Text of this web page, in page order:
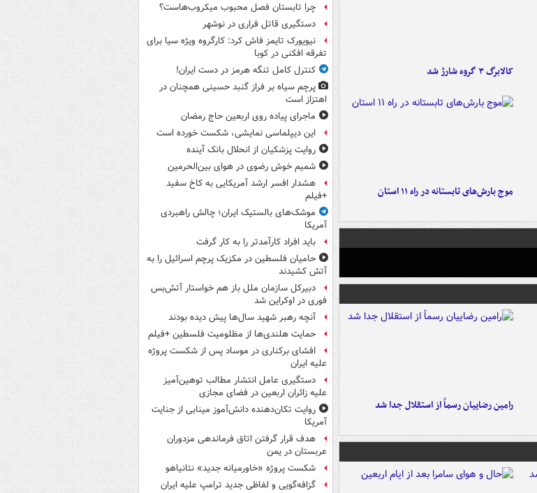
کالابرگ ۳ گروه شارژ شد
موج بارش‌های تابستانه در راه ۱۱ استان
رامین رضاییان رسماً از استقلال جدا شد
چرا تابستان فصل محبوب میکروب‌هاست؟
دستگیری قاتل فراری در نوشهر
نیویورک تایمز فاش کرد: کارگروه ویژه سیا برای
تفرقه افکنی در کوبا
کنترل کامل تنگه هرمز در دست ایران!
پرچم سیاه بر فراز گنبد حسینی همچنان در
اهتزاز است
ماجرای پیاده روی اربعین حاج رمضان
این دیپلماسی نمایشی، شکست خورده است
روایت پزشکیان از انحلال بانک آینده
شمیم خوش رضوی در هوای بین‌الحرمین
هشدار افسر ارشد آمریکایی به کاخ سفید
+فیلم
موشک‌های بالستیک ایران؛ چالش راهبردی
آمریکا
باید افراد کارآمدتر را به کار گرفت
حامیان فلسطین در مکزیک پرچم اسرائیل را به
آتش کشیدند
دبیرکل سازمان ملل باز هم خواستار آتش‌بس
فوری در اوکراین شد
آنچه رهبر شهید سال‌ها پیش دیده بودند
حمایت هلندی‌ها از مظلومیت فلسطین +فیلم
افشای برکناری در موساد پس از شکست پروژه
علیه ایران
دستگیری عامل انتشار مطالب توهین‌آمیز
علیه زائران اربعین در فضای مجازی
روایت تکان‌دهنده دانش‌آموز مینابی از جنایت
آمریکا
هدف قرار گرفتن اتاق‌ فرماندهی مزدوران
عربستان در یمن
شکست پروژه «خاورمیانه جدید» نتانیاهو
گزافه‌گویی و لفاظی جدید ترامپ علیه ایران